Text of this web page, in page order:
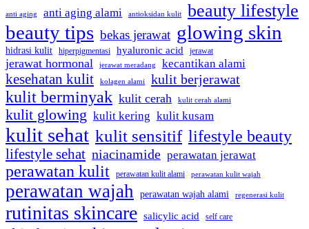
anti aging anti aging alami antioksidan kulit beauty lifestyle
beauty tips bekas jerawat glowing skin
hidrasi kulit hiperpigmentasi hyaluronic acid jerawat
jerawat hormonal jerawat meradang kecantikan alami
kesehatan kulit kolagen alami kulit berjerawat
kulit berminyak kulit cerah kulit cerah alami
kulit glowing kulit kering kulit kusam
kulit sehat kulit sensitif lifestyle beauty
lifestyle sehat niacinamide perawatan jerawat
perawatan kulit perawatan kulit alami perawatan kulit wajah
perawatan wajah perawatan wajah alami regenerasi kulit
rutinitas skincare salicylic acid self care